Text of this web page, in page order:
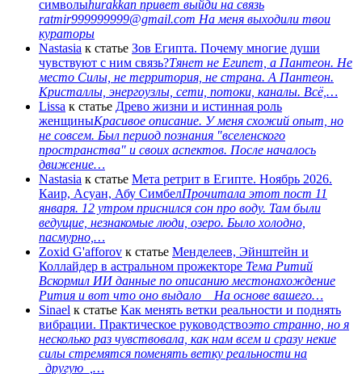
символыhurakkan привет выйди на связь
ratmir999999999@gmail.com На меня выходили твои
кураторы
Nastasia к статье Зов Египта. Почему многие души
чувствуют с ним связь?Тянет не Египет, а Пантеон. Не
место Силы, не территория, не страна. А Пантеон.
Кристаллы, энергоузлы, сети, потоки, каналы. Всё,…
Lissa к статье Древо жизни и истинная роль
женщиныКрасивое описание. У меня схожий опыт, но
не совсем. Был период познания "вселенского
пространства" и своих аспектов. После началось
движение…
Nastasia к статье Мета ретрит в Египте. Ноябрь 2026.
Каир, Асуан, Абу СимбелПрочитала этот пост 11
января. 12 утром приснился сон про воду. Там были
ведущие, незнакомые люди, озеро. Было холодно,
пасмурно,…
Zoxid G'afforov к статье Менделеев, Эйнштейн и
Коллайдер в астральном прожекторе Тема Ритий
Вскормил ИИ данные по описанию местонахождение
Рития и вот что оно выдало На основе вашего…
Sinael к статье Как менять ветки реальности и поднять
вибрации. Практическое руководствоэто странно, но я
несколько раз чувствовала, как нам всем и сразу некие
силы стремятся поменять ветку реальности на
_другую_,…